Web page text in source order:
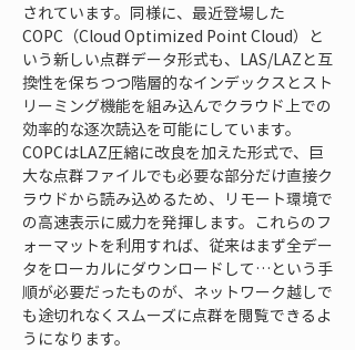
されています。同様に、最近登場した
COPC（Cloud Optimized Point Cloud）と
いう新しい点群データ形式も、LAS/LAZと互
換性を保ちつつ階層的なインデックスとスト
リーミング機能を組み込んでクラウド上での
効率的な逐次読込を可能にしています。
COPCはLAZ圧縮に改良を加えた形式で、巨
大な点群ファイルでも必要な部分だけ直接ク
ラウドから読み込めるため、リモート環境で
の高速表示に威力を発揮します。これらのフ
ォーマットを利用すれば、従来はまず全デー
タをローカルにダウンロードして…という手
順が必要だったものが、ネットワーク越しで
も途切れなくスムーズに点群を閲覧できるよ
うになります。